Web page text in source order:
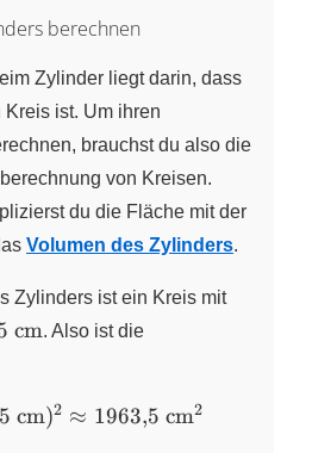
berechnen
Zylinder liegt darin, dass
ist. Um ihren
brauchst du also die
von Kreisen.
du die Fläche mit der
Volumen des Zylinders.
Zylinders ist ein Kreis mit
cm. Also ist die
\pi
cm)2 ≈ 1963,5 cm2